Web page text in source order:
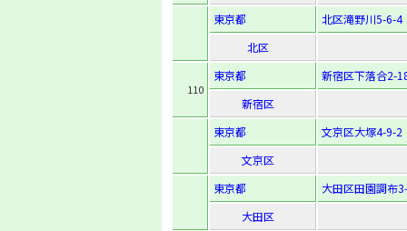
東京都
北区滝野川5-6-4
北区
110
東京都
新宿区下落合2-
新宿区
東京都
文京区大塚4-9-2
文京区
東京都
大田区田園調布
大田区